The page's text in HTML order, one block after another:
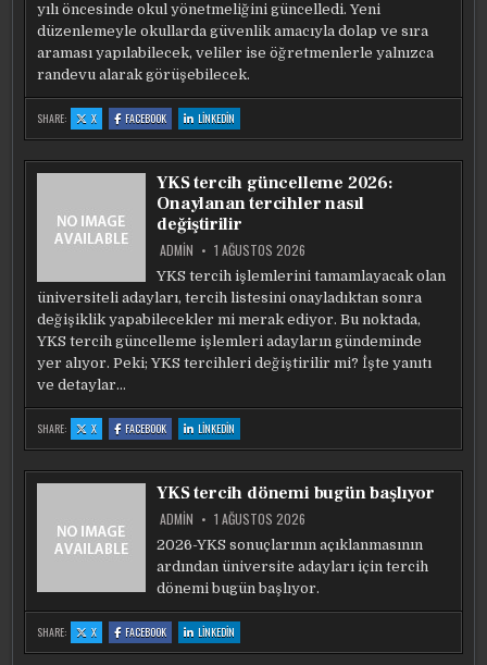
yılı öncesinde okul yönetmeliğini güncelledi. Yeni
düzenlemeyle okullarda güvenlik amacıyla dolap ve sıra
araması yapılabilecek, veliler ise öğretmenlerle yalnızca
randevu alarak görüşebilecek.
SHARE: X:
OKULLARDA
YENI
BAŞLIYOR!
YÖNETMELIKTE
FACEBOOK:
OKULLARDA
YENI
BAŞLIYOR!
DIKKAT
ÇEKEN
DEĞIŞIKLIKLER
LINKEDIN
OKULLARDA
YENI
BAŞLIYOR!
DIKKAT
ÇEKEN
DEĞIŞIKLIKLER
YKS tercih güncelleme 2026:
Onaylanan tercihler nasıl
değiştirilir
ADMIN 1 AĞUSTOS 2026
YKS tercih işlemlerini tamamlayacak olan
üniversiteli adayları, tercih listesini onayladıktan sonra
değişiklik yapabilecekler mi merak ediyor. Bu noktada,
YKS tercih güncelleme işlemleri adayların gündeminde
yer alıyor. Peki; YKS tercihleri değiştirilir mi? İşte yanıtı
ve detaylar…
SHARE: X:
YKS
TERCIH
2026:
ONAYLANAN
FACEBOOK:
YKS
TERCIH
2026:
TERCIHLER
NASIL
DEĞIŞTIRILIR
LINKEDIN
YKS
TERCIH
2026:
TERCIHLER
NASIL
DEĞIŞTIRILIR
YKS tercih dönemi bugün başlıyor
ADMIN 1 AĞUSTOS 2026
2026-YKS sonuçlarının açıklanmasının
ardından üniversite adayları için tercih
dönemi bugün başlıyor.
SHARE: X:
YKS
TERCIH
FACEBOOK:
YKS
TERCIH
LINKEDIN
YKS
TERCIH